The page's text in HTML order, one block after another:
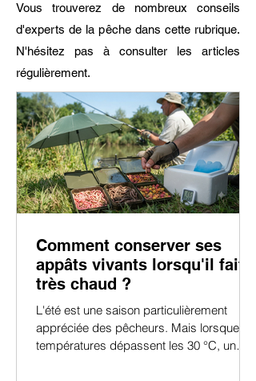
Vous trouverez de nombreux conseils
d'experts de la pêche dans cette rubrique.
N'hésitez pas à consulter les articles
régulièrement.
Comment conserver ses
appâts vivants lorsqu'il fait
très chaud ?
L'été est une saison particulièrement
appréciée des pêcheurs. Mais lorsque les
températures dépassent les 30 °C, un